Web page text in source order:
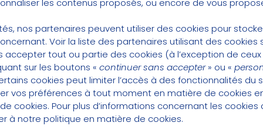
correctement appliquée.
d’indiquer que le taux de couverture
137% ; cela montre la solidité du régime.
que l’inflation s’explique également en
dès le départ de servir des rentes plus
servi par avance : il est de 0,27% pour
et de rendement, la rente Préfon est
au moment de la liquidation.
les contenus proposés, ou encore de vous
nos partenaires peuvent utiliser des cookies pour
Voir la liste des partenaires utilisant des cookies
accepter tout ou partie des cookies (à l’exception de
sur les boutons « continuer sans accepter» ou «
cookies peut limiter l’accès à des fonctionnalités du
vos préférences à tout moment en matière de cookies
cookies. Pour plus d’informations concernant les cookies
à notre politique en matière de cookies.